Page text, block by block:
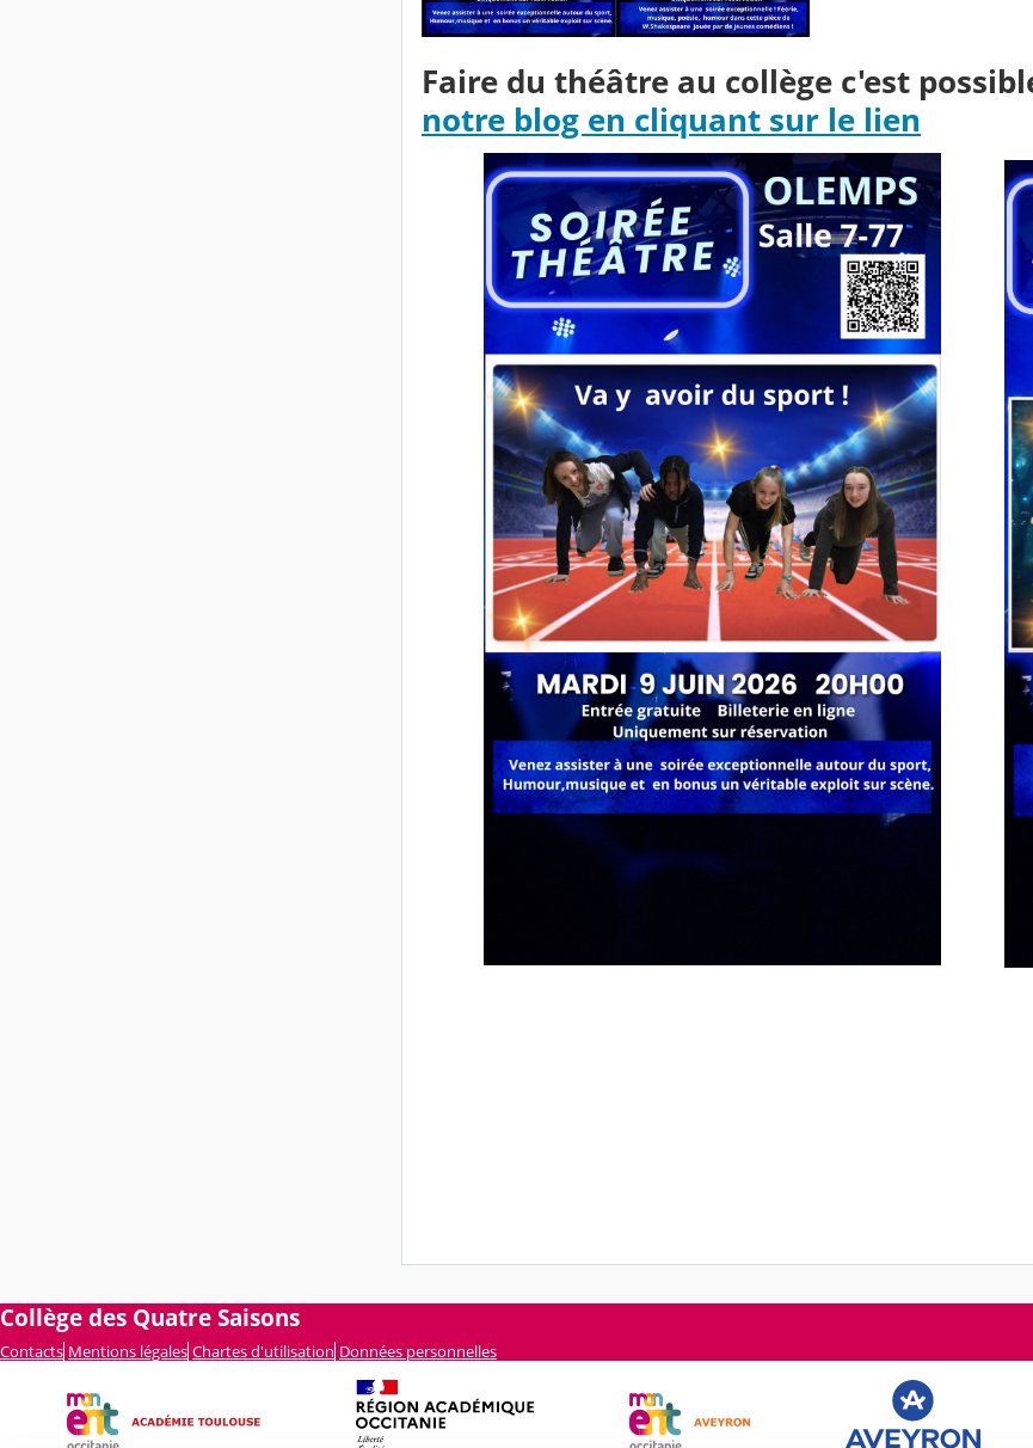
Faire du théâtre au collège c'est
notre blog en cliquant sur le lien
Collège des Quatre Saisons
Contacts Mentions légales Chartes d'utilisation Données personnelles